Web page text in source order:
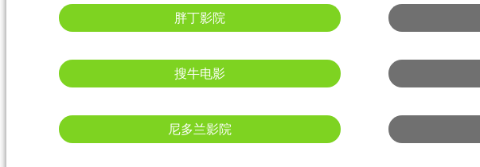
胖丁影院
搜牛电影
尼多兰影院